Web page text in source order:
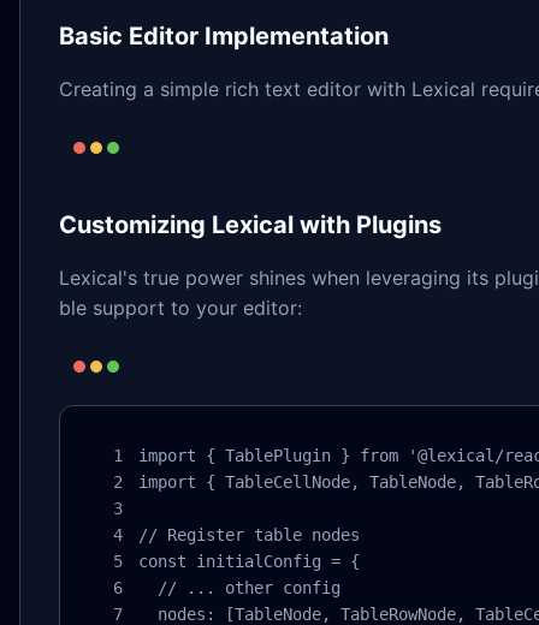
Basic Editor Implementation
Creating a simple rich text editor with Lexical
Customizing Lexical with Plugins
Lexical's true power shines when leveraging its
ble support to your editor:
import { TablePlugin } from '@lexical/
import { TableCellNode, TableNode,
// Register table nodes
const initialConfig = {
  // ... other config
nodes: [TableNode, TableRowNode,